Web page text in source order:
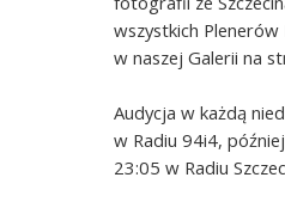
wszystkich
w naszej Galerii na
Audycja w każdą
w Radiu 94i4,
23:05 w Radiu